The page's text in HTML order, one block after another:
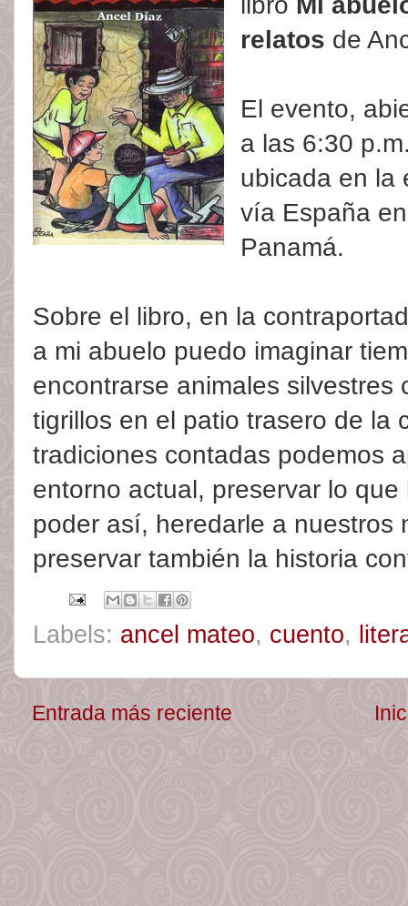
relatos de
El evento,
a las 6:30
ubicada en la
vía España
Panamá.
Sobre el libro, en la
a mi abuelo puedo imaginar
encontrarse animales silvestres
tigrillos en el patio trasero de la
tradiciones contadas podemos
entorno actual, preservar lo
poder así, heredarle a nuestros
preservar también la historia
Labels: ancel mateo, cuento,
Entrada más reciente